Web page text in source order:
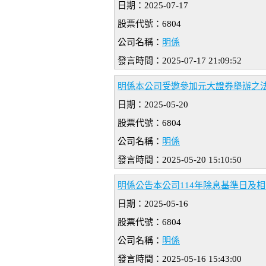
日期：2025-07-17
股票代號：6804
公司名稱： 明係
發言時間：2025-07-17 21:09:52
明係本公司受邀參加元⼤證券舉辦之
日期：2025-05-20
股票代號：6804
公司名稱： 明係
發言時間：2025-05-20 15:10:50
明係公告本公司114年除息基準日及
日期：2025-05-16
股票代號：6804
公司名稱： 明係
發言時間：2025-05-16 15:43:00